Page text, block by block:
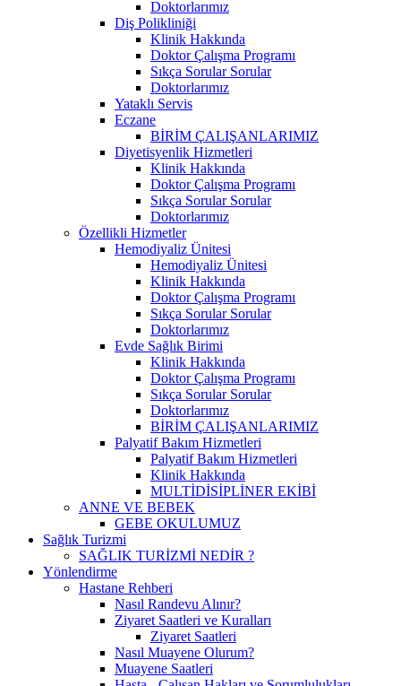
Doktorlarımız
Diş Polikliniği
Klinik Hakkında
Doktor Çalışma Programı
Sıkça Sorular Sorular
Doktorlarımız
Yataklı Servis
Eczane
BİRİM ÇALIŞANLARIMIZ
Diyetisyenlik Hizmetleri
Klinik Hakkında
Doktor Çalışma Programı
Sıkça Sorular Sorular
Doktorlarımız
Özellikli Hizmetler
Hemodiyaliz Ünitesi
Hemodiyaliz Ünitesi
Klinik Hakkında
Doktor Çalışma Programı
Sıkça Sorular Sorular
Doktorlarımız
Evde Sağlık Birimi
Klinik Hakkında
Doktor Çalışma Programı
Sıkça Sorular Sorular
Doktorlarımız
BİRİM ÇALIŞANLARIMIZ
Palyatif Bakım Hizmetleri
Palyatif Bakım Hizmetleri
Klinik Hakkında
MULTİDİSİPLİNER EKİBİ
ANNE VE BEBEK
GEBE OKULUMUZ
Sağlık Turizmi
SAĞLIK TURİZMİ NEDİR ?
Yönlendirme
Hastane Rehberi
Nasıl Randevu Alınır?
Ziyaret Saatleri ve Kuralları
Ziyaret Saatleri
Nasıl Muayene Olurum?
Muayene Saatleri